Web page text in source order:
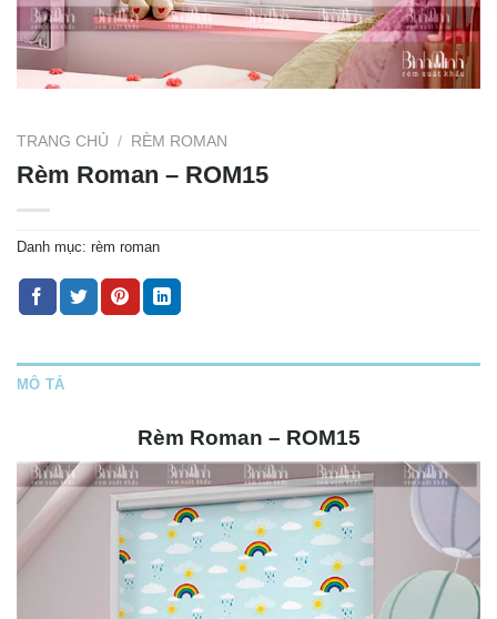
TRANG CHỦ / RÈM ROMAN
Rèm Roman – ROM15
Danh mục: rèm roman
MÔ TẢ
Rèm Roman – ROM15